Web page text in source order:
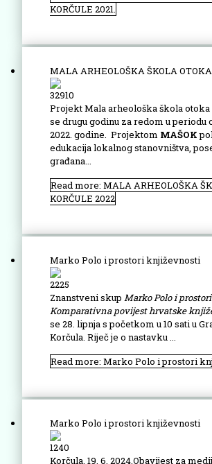
KORČULE 2021.
MALA ARHEOLOŠKA ŠKOLA
32910
Projekt Mala arheološka škola
se drugu godinu za redom u periodu
2022. godine. Projektom MAŠOK
edukacija lokalnog stanovništva,
građana...
Read more: MALA ARHEOLOŠKA
KORČULE 2022
Marko Polo i prostori književnosti
2225
Znanstveni skup Marko Polo i
Komparativna povijest hrvatske
se 28. lipnja s početkom u 10 sati u
Korčula. Riječ je o nastavku ...
Read more: Marko Polo i prostori
Marko Polo i prostori književnosti
1240
Korčula, 19. 6. 2024.Obavijest za